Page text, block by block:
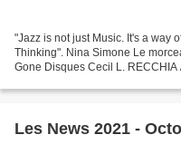
"Jazz is not just Music. It's a way
Thinking". Nina Simone Le
Gone Disques Cecil L. RECCHIA
Les News 2021 -